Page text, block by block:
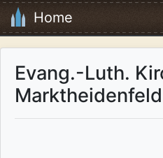
Home
Evang.-Luth.
Marktheidenfeld